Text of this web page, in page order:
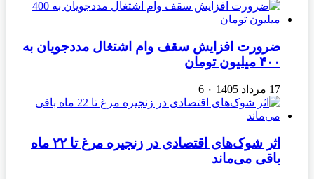
ضرورت افزایش سقف وام اشتغال مددجویان به
۴۰۰ میلیون تومان
17 مرداد 1405 ۰ 6
اثر شوک‌های اقتصادی در زنجیره مرغ تا ۲۲ ماه
باقی می‌ماند